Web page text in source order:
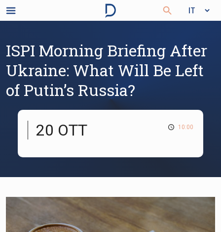
ISPI Morning Briefing After
Ukraine: What Will Be Left
of Putin’s Russia?
20 OTT 10:00